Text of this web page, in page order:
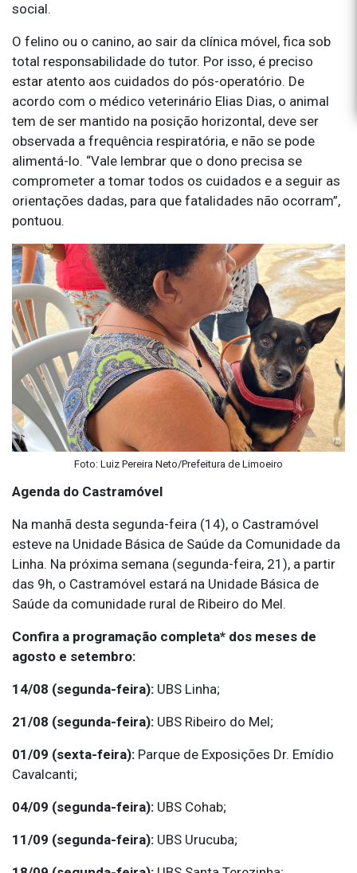
social.
O felino ou o canino, ao sair da clínica móvel, fica sob
total responsabilidade do tutor. Por isso, é preciso
estar atento aos cuidados do pós-operatório. De
acordo com o médico veterinário Elias Dias, o animal
tem de ser mantido na posição horizontal, deve ser
observada a frequência respiratória, e não se pode
alimentá-lo. “Vale lembrar que o dono precisa se
comprometer a tomar todos os cuidados e a seguir as
orientações dadas, para que fatalidades não ocorram”,
pontuou.
Foto: Luiz Pereira Neto/Prefeitura de Limoeiro
Agenda do Castramóvel
Na manhã desta segunda-feira (14), o Castramóvel
esteve na Unidade Básica de Saúde da Comunidade da
Linha. Na próxima semana (segunda-feira, 21), a partir
das 9h, o Castramóvel estará na Unidade Básica de
Saúde da comunidade rural de Ribeiro do Mel.
Confira a programação completa* dos meses de
agosto e setembro:
14/08 (segunda-feira): UBS Linha;
21/08 (segunda-feira): UBS Ribeiro do Mel;
01/09 (sexta-feira): Parque de Exposições Dr. Emídio
Cavalcanti;
04/09 (segunda-feira): UBS Cohab;
11/09 (segunda-feira): UBS Urucuba;